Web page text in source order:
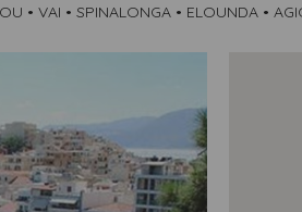
• VAI • SPINALONGA • ELOUNDA •